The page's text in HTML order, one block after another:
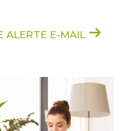
ALERTE E-MAIL